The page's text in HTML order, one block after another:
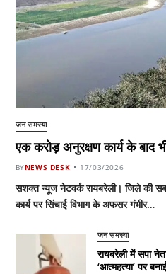
जन समस्या
एक करोड़ अनुरक्षण कार्य के बाद
BYNEWS DESK 17/03/2026
सशक्त न्यूज नेटवर्क रायबरेली। जिले की
कार्य पर सिंचाई विभाग के अफसर गंभीर…
जन समस्या
रायबरेली में सपा
‘आत्महत्या’ पर